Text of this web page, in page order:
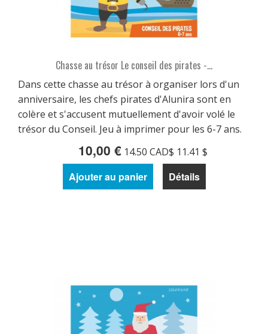
Chasse au trésor Le conseil des pirates -...
Dans cette chasse au trésor à organiser lors d'un
anniversaire, les chefs pirates d'Alunira sont en
colère et s'accusent mutuellement d'avoir volé le
trésor du Conseil. Jeu à imprimer pour les 6-7 ans.
10,00 € 14.50 CAD$ 11.41 $
Ajouter au panier Détails